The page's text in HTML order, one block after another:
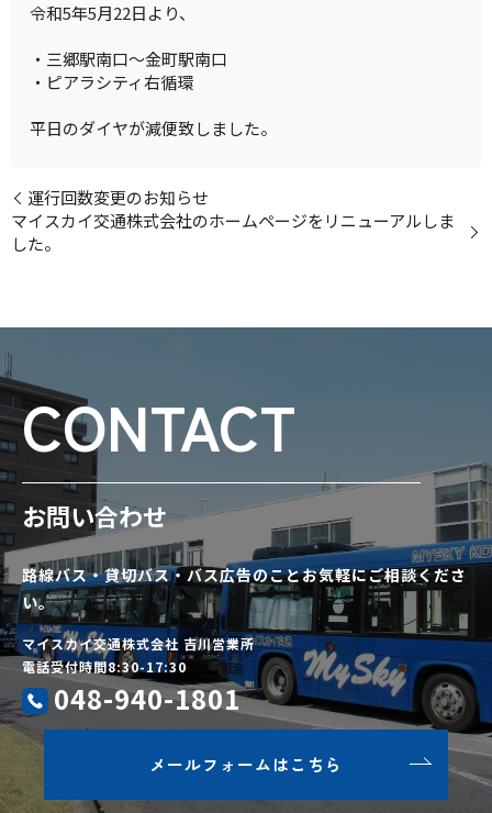
令和5年5月22日より、
・三郷駅南口～金町駅南口
・ピアラシティ右循環
平日のダイヤが減便致しました。
運行回数変更のお知らせ
マイスカイ交通株式会社のホームページをリニューアルしま
した。
CONTACT
お問い合わせ
路線バス・貸切バス・バス広告のことお気軽にご相談くださ
い。
マイスカイ交通株式会社 吉川営業所
電話受付時間8:30-17:30
048-940-1801
メールフォームはこちら